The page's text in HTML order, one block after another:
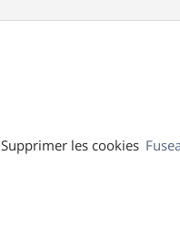
Supprimer les cookies